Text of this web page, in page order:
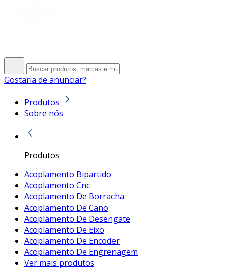
Gostaria de anunciar?
Produtos
Sobre nós
Produtos
Acoplamento Bipartido
Acoplamento Cnc
Acoplamento De Borracha
Acoplamento De Cano
Acoplamento De Desengate
Acoplamento De Eixo
Acoplamento De Encoder
Acoplamento De Engrenagem
Ver mais produtos